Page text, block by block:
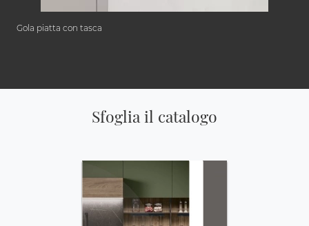
Gola piatta con tasca
Sfoglia il catalogo